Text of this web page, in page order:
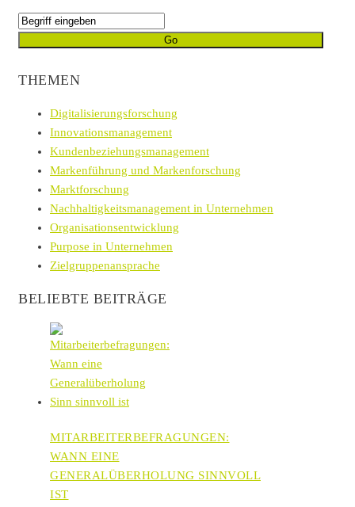
THEMEN
Digitalisierungsforschung
Innovationsmanagement
Kundenbeziehungsmanagement
Markenführung und Markenforschung
Marktforschung
Nachhaltigkeitsmanagement in Unternehmen
Organisationsentwicklung
Purpose in Unternehmen
Zielgruppenansprache
BELIEBTE BEITRÄGE
MITARBEITERBEFRAGUNGEN:
WANN EINE
GENERALÜBERHOLUNG SINNVOLL
IST